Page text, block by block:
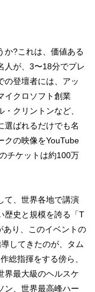
か?これは、価値ある
人が、3〜18分でプレ
の登壇者には、アッ
イクロソフト創業
クリントンなど、
選ばれるだけでも名
クの映像をYouTube
チケットは約100万
て、世界各地で講演
歴史と規模を誇る「T
あり、このイベントの
してきたのが、タム
総指揮をする傍ら、
界最大級のヘルスケ
ン、世界最高峰ハー